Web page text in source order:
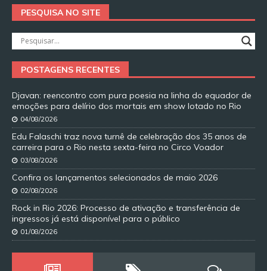
PESQUISA NO SITE
POSTAGENS RECENTES
Djavan: reencontro com pura poesia na linha do equador de
emoções para delírio dos mortais em show lotado no Rio
04/08/2026
Edu Falaschi traz nova turnê de celebração dos 35 anos de
carreira para o Rio nesta sexta-feira no Circo Voador
03/08/2026
Confira os lançamentos selecionados de maio 2026
02/08/2026
Rock in Rio 2026: Processo de ativação e transferência de
ingressos já está disponível para o público
01/08/2026